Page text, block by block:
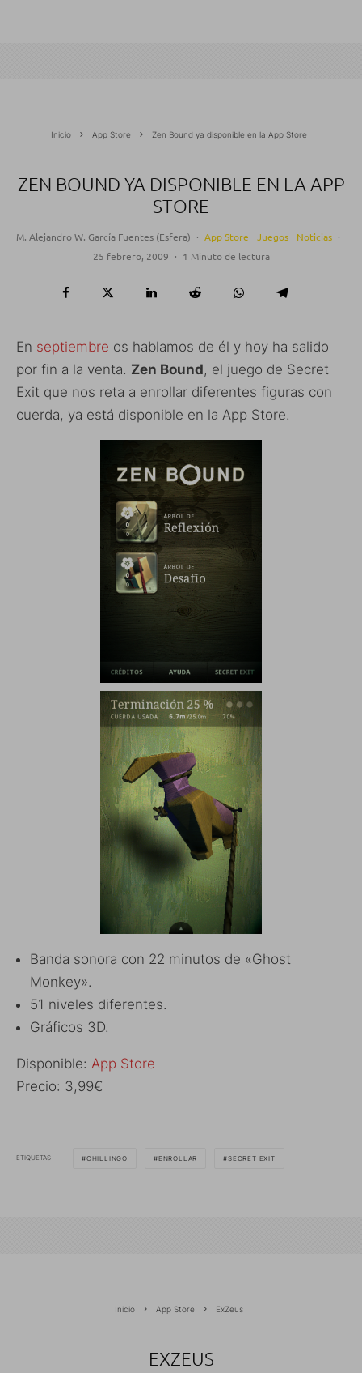
Inicio App Store Zen Bound ya disponible en la App Store
ZEN BOUND YA DISPONIBLE EN LA APP
STORE
M. Alejandro W. García Fuentes (Esfera) · App Store Juegos Noticias ·
25 febrero, 2009 · 1 Minuto de lectura
En septiembre os hablamos de él y hoy ha salido
por fin a la venta. Zen Bound, el juego de Secret
Exit que nos reta a enrollar diferentes figuras con
cuerda, ya está disponible en la App Store.
Banda sonora con 22 minutos de «Ghost
Monkey».
51 niveles diferentes.
Gráficos 3D.
Disponible: App Store
Precio: 3,99€
ETIQUETAS CHILLINGO ENROLLAR SECRET EXIT
Inicio App Store ExZeus
EXZEUS